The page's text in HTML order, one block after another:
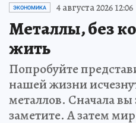
ЭКОНОМИКА 4 августа 2026 12:06
Металлы, без
жить
Попробуйте
нашей жизни
металлов. Сначала вы
заметите. А затем